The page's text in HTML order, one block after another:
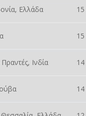
Ελλάδα 15
15
Ινδία 14
14